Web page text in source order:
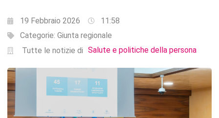
19 Febbraio 2026
11:58
Categorie: Giunta regionale
Tutte le notizie di Salute e politiche della persona